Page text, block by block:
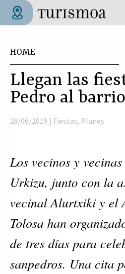
Skip to main content
HOME
Llegan las
Pedro al
28/06/2019 | Fiestas, Planes
Los vecinos y
Urkizu, junto con la
vecinal Alurtxiki y el
Tolosa han
de tres días para
sanpedros. Una cita